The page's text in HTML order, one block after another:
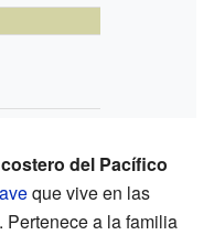
del Pacífico
aveque vive en las
. Pertenece a la familia